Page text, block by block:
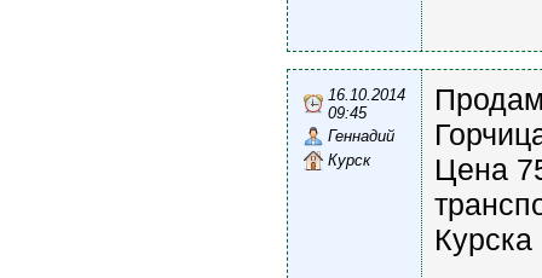
16.10.2014
09:45
Геннадий
Курск
Цена
Курска